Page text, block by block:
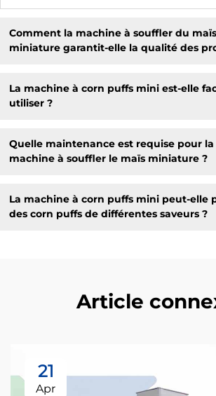
Comment la machine à souffler du maïs
miniature garantit-elle la qualité des
La machine à corn puffs mini est-elle
utiliser ?
Quelle maintenance est requise pour la
machine à souffler le maïs miniature ?
La machine à corn puffs mini peut-elle
des corn puffs de différentes saveurs ?
Article
21
Apr